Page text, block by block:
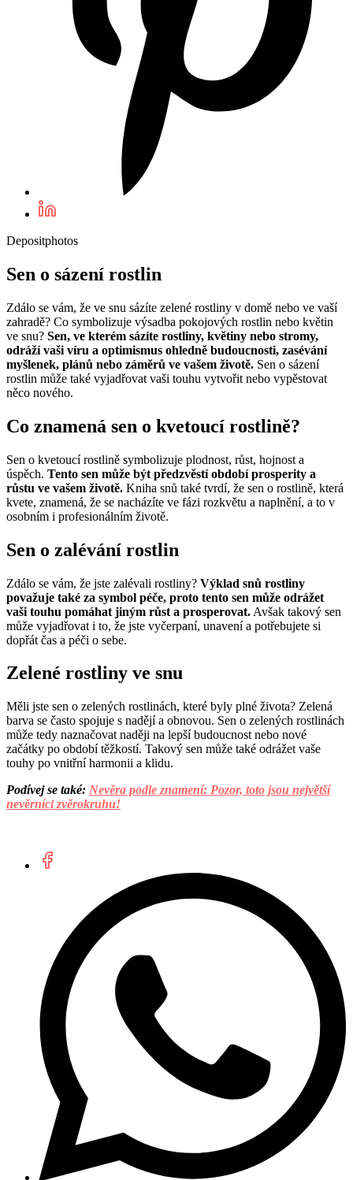
Depositphotos
Sen o sázení rostlin
Zdálo se vám, že ve snu sázíte zelené rostliny v domě nebo ve vaší
zahradě? Co symbolizuje výsadba pokojových rostlin nebo květin
ve snu? Sen, ve kterém sázíte rostliny, květiny nebo stromy,
odráží vaši víru a optimismus ohledně budoucnosti, zasévání
myšlenek, plánů nebo záměrů ve vašem životě. Sen o sázení
rostlin může také vyjadřovat vaši touhu vytvořit nebo vypěstovat
něco nového.
Co znamená sen o kvetoucí rostlině?
Sen o kvetoucí rostlině symbolizuje plodnost, růst, hojnost a
úspěch. Tento sen může být předzvěstí období prosperity a
růstu ve vašem životě. Kniha snů také tvrdí, že sen o rostlině, která
kvete, znamená, že se nacházíte ve fázi rozkvětu a naplnění, a to v
osobním i profesionálním životě.
Sen o zalévání rostlin
Zdálo se vám, že jste zalévali rostliny? Výklad snů rostliny
považuje také za symbol péče, proto tento sen může odrážet
vaši touhu pomáhat jiným růst a prosperovat. Avšak takový sen
může vyjadřovat i to, že jste vyčerpaní, unavení a potřebujete si
dopřát čas a péči o sebe.
Zelené rostliny ve snu
Měli jste sen o zelených rostlinách, které byly plné života? Zelená
barva se často spojuje s nadějí a obnovou. Sen o zelených rostlinách
může tedy naznačovat naději na lepší budoucnost nebo nové
začátky po období těžkostí. Takový sen může také odrážet vaše
touhy po vnitřní harmonii a klidu.
Podívej se také: Nevěra podle znamení: Pozor, toto jsou největší
nevěrníci zvěrokruhu!